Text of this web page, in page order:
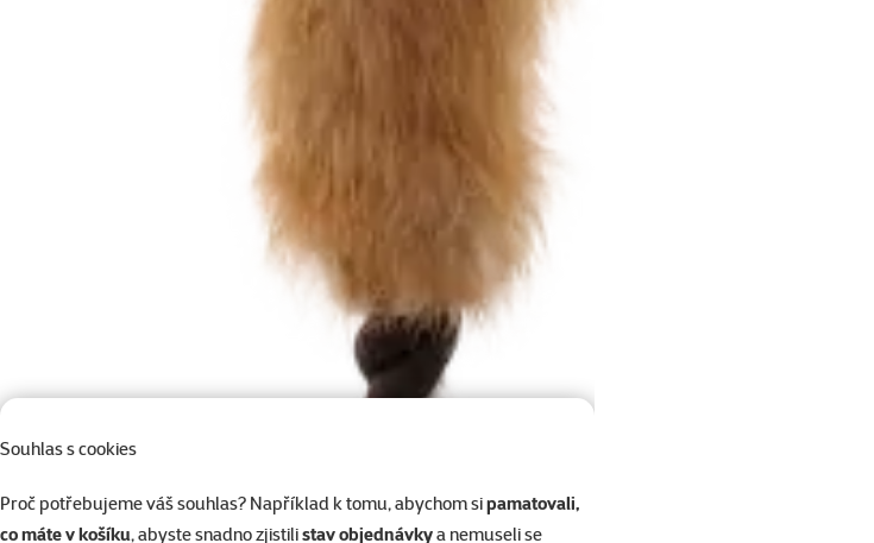
Souhlas s cookies
Proč potřebujeme váš souhlas? Například k tomu, abychom sipamatovali,
co máte v košíku, abyste snadno zjistilistav objednávkya nemuseli se